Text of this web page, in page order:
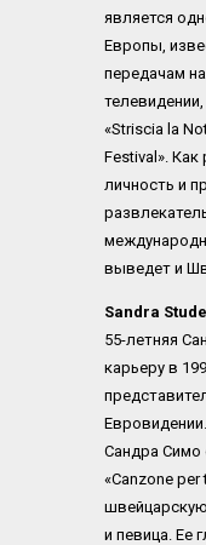
является
Европы,
передачам
«Striscia la
Festival».
личность и
выведет и
Sandra
55-летняя
карьеру в
Сандра Симо
«Canzone
швейцарскую
и певица. Ее